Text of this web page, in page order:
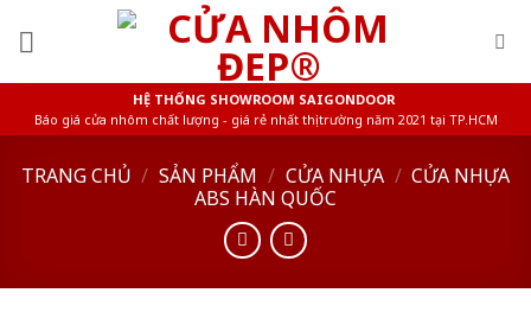
HỆ THỐNG SHOWROOM SAIGONDOOR
Báo giá cửa nhôm chất lượng - giá rẻ nhất thị trường năm 2021 tại TP.HCM
TRANG CHỦ / SẢN PHẨM / CỬA NHỰA / CỬA NHỰA
ABS HÀN QUỐC